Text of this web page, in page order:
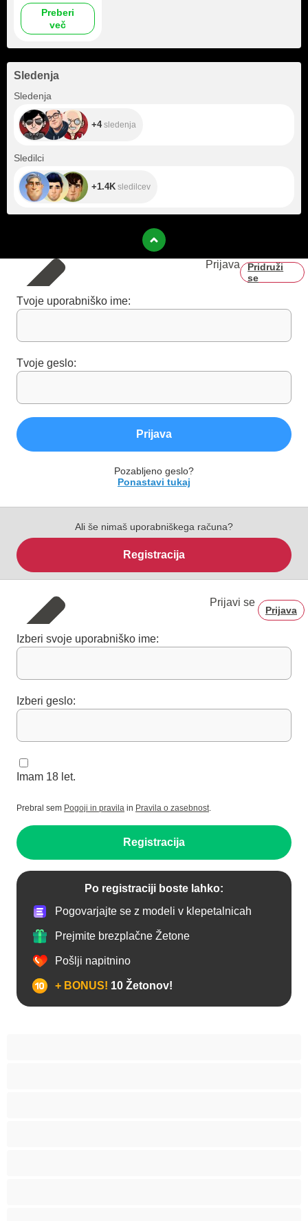
Preberi
več
Sledenja
Sledenja
+4sledenja
Sledilci
+1.4K sledilcev
Prijava
Pridruži
se
Tvoje uporabniško ime:
Tvoje geslo:
Prijava
Pozabljeno geslo?
Ponastavi tukaj
Ali še nimaš uporabniškega računa?
Registracija
Prijavi se
Prijava
Izberi svoje uporabniško ime:
Izberi geslo:
Imam 18 let.
Prebral sem Pogoji in pravila in Pravila o zasebnost
Registracija
Po registraciji boste lahko:
Pogovarjajte se z modeli v klepetalnicah
Prejmite brezplačne Žetone
Pošlji napitnino
+ BONUS! 10 Žetonov!